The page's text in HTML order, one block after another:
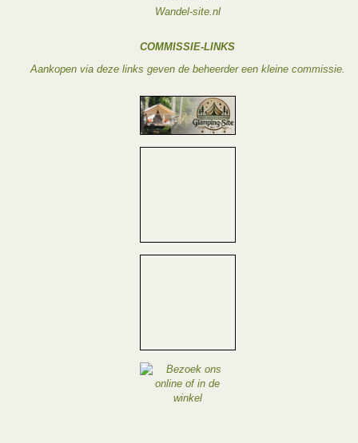
Wandel-site.nl
COMMISSIE-LINKS
Aankopen via deze links geven de beheerder een kleine commissie.